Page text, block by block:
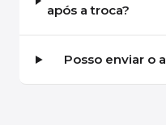
após a troca?
Posso enviar o